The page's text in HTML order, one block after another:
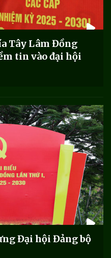
Tây Lâm Đồng
tin vào đại hội
Đại hội Đảng bộ